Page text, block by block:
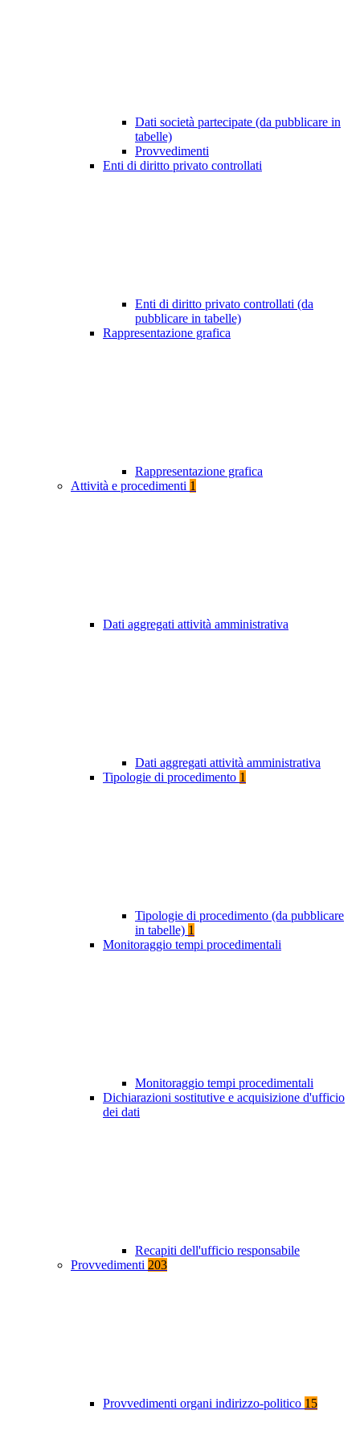
Dati società partecipate (da pubblicare in
tabelle)
Provvedimenti
Enti di diritto privato controllati
Enti di diritto privato controllati (da
pubblicare in tabelle)
Rappresentazione grafica
Rappresentazione grafica
Attività e procedimenti 1
Dati aggregati attività amministrativa
Dati aggregati attività amministrativa
Tipologie di procedimento 1
Tipologie di procedimento (da pubblicare
in tabelle) 1
Monitoraggio tempi procedimentali
Monitoraggio tempi procedimentali
Dichiarazioni sostitutive e acquisizione d'ufficio
dei dati
Recapiti dell'ufficio responsabile
Provvedimenti 203
Provvedimenti organi indirizzo-politico 15